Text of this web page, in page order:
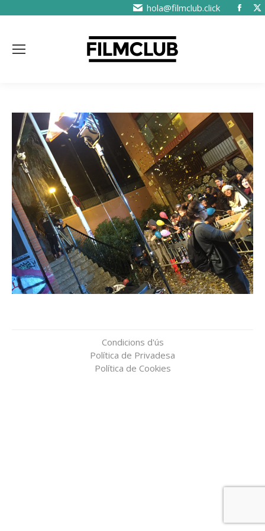
hola@filmclub.click
Condicions d'ús
Política de Privadesa
Política de Cookies